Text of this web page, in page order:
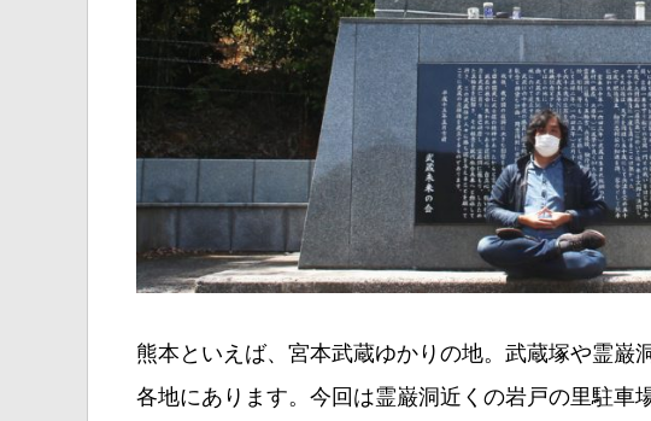
熊本といえば、宮本武蔵ゆかりの地。武蔵塚や霊巌
各地にあります。今回は霊巌洞近くの岩戸の里駐車